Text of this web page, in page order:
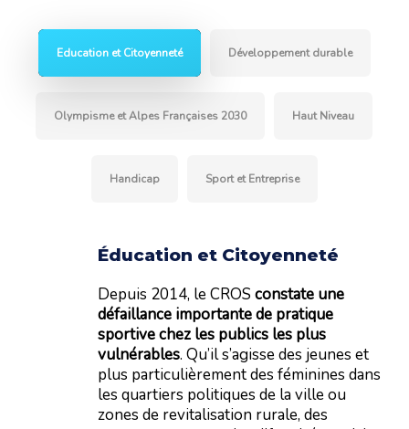
Education et Citoyenneté Développement durable
Olympisme et Alpes Françaises 2030 Haut Niveau
Handicap Sport et Entreprise
Éducation et Citoyenneté
Depuis 2014, le CROS constate une
défaillance importante de pratique
sportive chez les publics les plus
vulnérables. Qu’il s’agisse des jeunes et
plus particulièrement des féminines dans
les quartiers politiques de la ville ou
zones de revitalisation rurale, des